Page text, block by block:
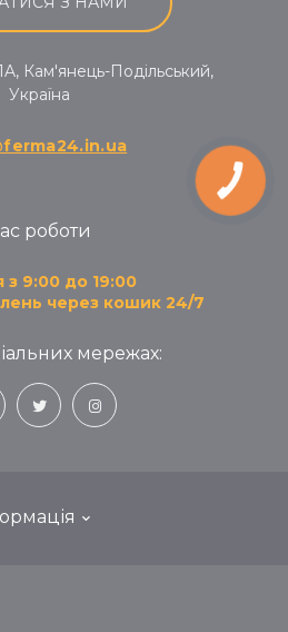
Кам'янець-Подільський,
Україна
роботи
9:00 до 19:00
через кошик 24/7
мережах:
КНОПКА
ЗВ'ЯЗКУ